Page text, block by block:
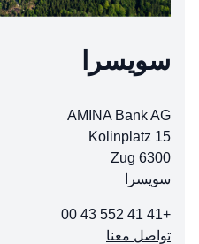
سويسرا
AMINA Bank AG
Kolinplatz 15
6300 Zug
سويسرا
+41 41 552 43 00
تواصل معنا